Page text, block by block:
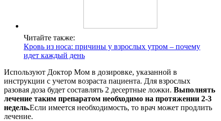
Читайте также:
Кровь из носа: причины у взрослых утром – почему
идет каждый день
Используют Доктор Мом в дозировке, указанной в
инструкции с учетом возраста пациента. Для взрослых
разовая доза будет составлять 2 десертные ложки. Выполнять
лечение таким препаратом необходимо на протяжении 2-3
недель.Если имеется необходимость, то врач может продлить
лечение.